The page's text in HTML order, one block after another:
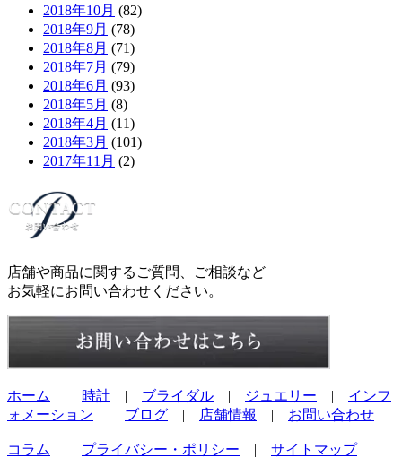
2018年10月 (82)
2018年9月 (78)
2018年8月 (71)
2018年7月 (79)
2018年6月 (93)
2018年5月 (8)
2018年4月 (11)
2018年3月 (101)
2017年11月 (2)
店舗や商品に関するご質問、ご相談など
お気軽にお問い合わせください。
ホーム | 時計 | ブライダル | ジュエリー | インフ
ォメーション | ブログ | 店舗情報 | お問い合わせ
コラム | プライバシー・ポリシー | サイトマップ